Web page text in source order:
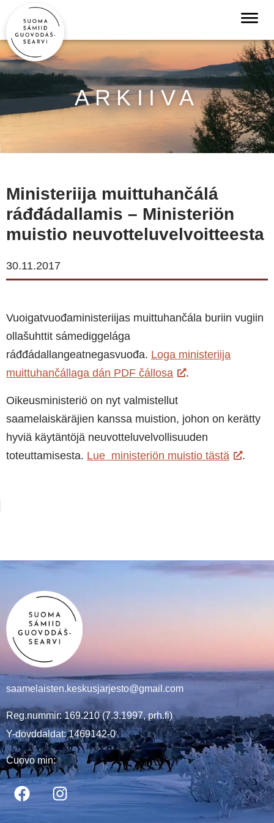
ARKIIVA
Ministeriija muittuhančálá
ráđđádallamis – Ministeriön
muistio neuvotteluvelvoitteesta
30.11.2017
Vuoigatvuođaministeriijas muittuhančála buriin vugiin
ollašuhttit sámediggelága
ráđđádallangeatnegasvuođa. Loga ministeriija
muittuhančállaga dán PDF čállosa
.
Oikeusministeriö on nyt valmistellut
saamelaiskäräjien kanssa muistion, johon on kerätty
hyviä käytäntöjä neuvotteluvelvollisuuden
toteuttamisesta. Lue ministeriön muistio tästä .
saamelaisten.keskusjarjesto@gmail.com
Reg.nummir: 169.210 (7.3.1997, prh.fi)
Y-dovddaldat: 1469142-0
Čuovo min: